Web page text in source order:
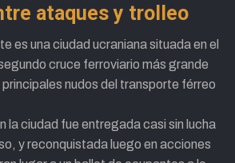
ataques y trolleo
es una ciudad ucraniana situada en el
cruce ferroviario más grande
principales nudos del transporte férreo
la ciudad fue entregada casi sin lucha
y reconquistada luego en acciones